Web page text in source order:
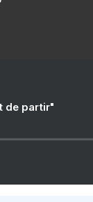
de partir"